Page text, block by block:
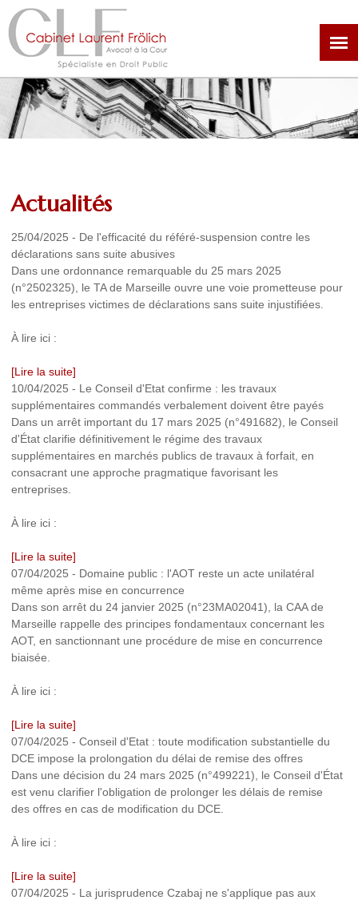
Aller
au
contenu
principal
Actualités
25/04/2025 - De l'efficacité du référé-suspension contre les
déclarations sans suite abusives
Dans une ordonnance remarquable du 25 mars 2025
(n°2502325), le TA de Marseille ouvre une voie prometteuse pour
les entreprises victimes de déclarations sans suite injustifiées.
À lire ici :
[Lire la suite]
10/04/2025 - Le Conseil d'Etat confirme : les travaux
supplémentaires commandés verbalement doivent être payés
Dans un arrêt important du 17 mars 2025 (n°491682), le Conseil
d'État clarifie définitivement le régime des travaux
supplémentaires en marchés publics de travaux à forfait, en
consacrant une approche pragmatique favorisant les
entreprises.
À lire ici :
[Lire la suite]
07/04/2025 - Domaine public : l'AOT reste un acte unilatéral
même après mise en concurrence
Dans son arrêt du 24 janvier 2025 (n°23MA02041), la CAA de
Marseille rappelle des principes fondamentaux concernant les
AOT, en sanctionnant une procédure de mise en concurrence
biaisée.
À lire ici :
[Lire la suite]
07/04/2025 - Conseil d'Etat : toute modification substantielle du
DCE impose la prolongation du délai de remise des offres
Dans une décision du 24 mars 2025 (n°499221), le Conseil d'État
est venu clarifier l'obligation de prolonger les délais de remise
des offres en cas de modification du DCE.
À lire ici :
[Lire la suite]
07/04/2025 - La jurisprudence Czabaj ne s'applique pas aux